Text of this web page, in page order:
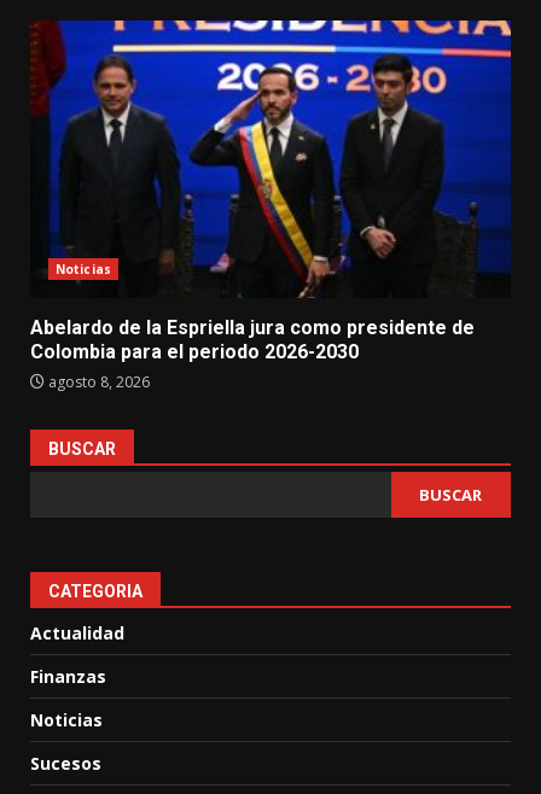
Noticias
Abelardo de la Espriella jura como presidente de
Colombia para el periodo 2026-2030
agosto 8, 2026
BUSCAR
BUSCAR
CATEGORIA
Actualidad
Finanzas
Noticias
Sucesos